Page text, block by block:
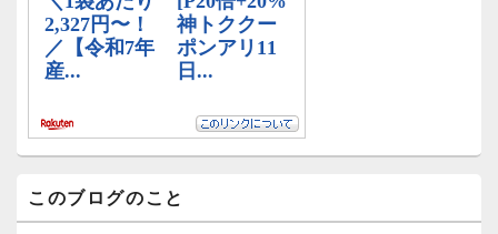
このブログのこと